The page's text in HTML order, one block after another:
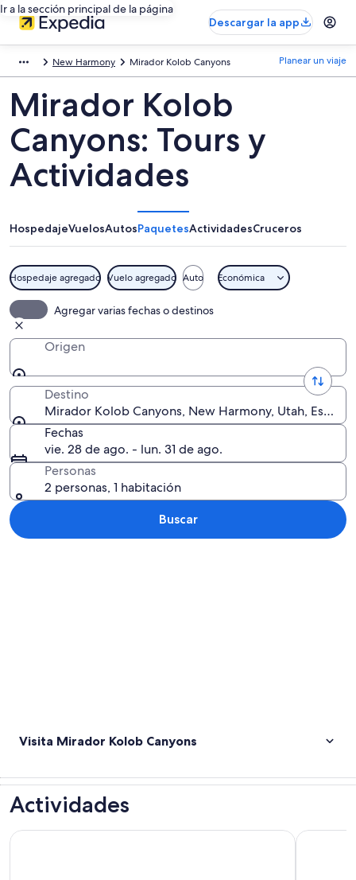
Ir a la sección principal de la página
Descargar la app
New Harmony Mirador Kolob Canyons Planear un viaje
Mirador Kolob
Canyons: Tours y
Actividades
HospedajeVuelosAutosPaquetesActividadesCruceros
Hospedaje agregado Vuelo agregado Auto Económica
Agregar varias fechas o destinos
Origen
Destino
Mirador Kolob Canyons, New Harmony, Utah,
Fechas
vie. 28 de ago. - lun. 31 de ago.
Personas
2 personas, 1 habitación
Buscar
Visita Mirador Kolob Canyons
Actividades
Observación de estrellas en el cielo oscuro internacional
Tour de